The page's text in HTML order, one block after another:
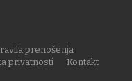
prenošenja
privatnosti
Kontakt